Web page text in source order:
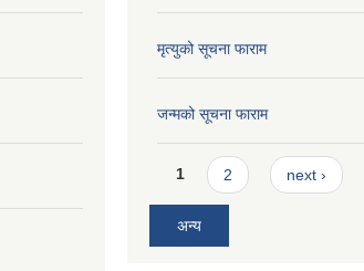
मृत्युको सूचना फाराम
जन्मको सूचना फाराम
Pages
1 2 next ›
अन्य